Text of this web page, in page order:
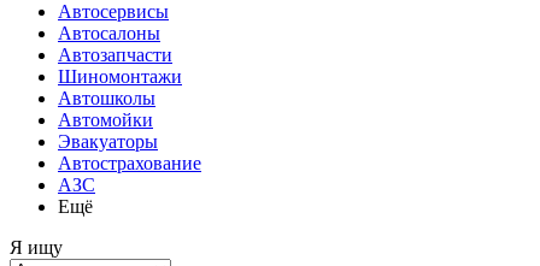
Автосервисы
Автосалоны
Автозапчасти
Шиномонтажи
Автошколы
Автомойки
Эвакуаторы
Автострахование
АЗС
Ещё
Я ищу